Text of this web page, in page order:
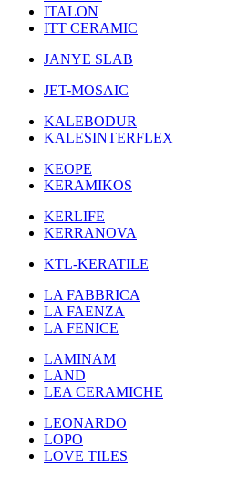
ITALON
ITT CERAMIC
JANYE SLAB
JET-MOSAIC
KALEBODUR
KALESINTERFLEX
KEOPE
KERAMIKOS
KERLIFE
KERRANOVA
KTL-KERATILE
LA FABBRICA
LA FAENZA
LA FENICE
LAMINAM
LAND
LEA CERAMICHE
LEONARDO
LOPO
LOVE TILES